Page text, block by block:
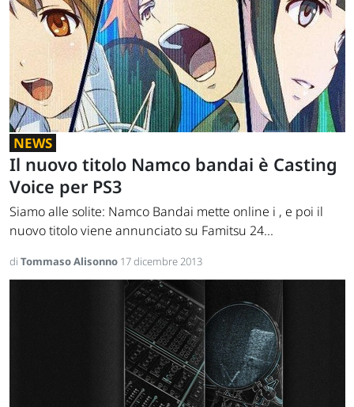
NEWS
Il nuovo titolo Namco bandai è Casting
Voice per PS3
Siamo alle solite: Namco Bandai mette online i , e poi il
nuovo titolo viene annunciato su Famitsu 24...
di Tommaso Alisonno 17 dicembre 2013